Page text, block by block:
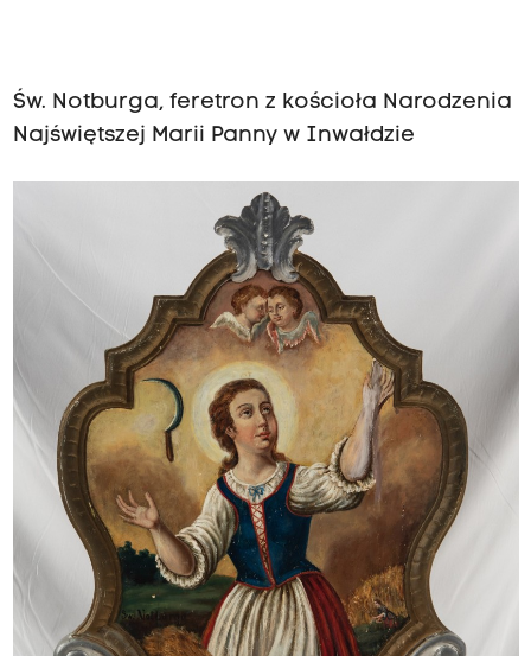
Św. Notburga, feretron z kościoła Narodzenia
Najświętszej Marii Panny w Inwałdzie